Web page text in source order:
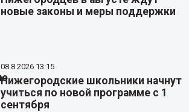
новые законы и меры поддержки
08.8.2026 13:15
Нижегородские школьники начнут
учиться по новой программе с 1
сентября